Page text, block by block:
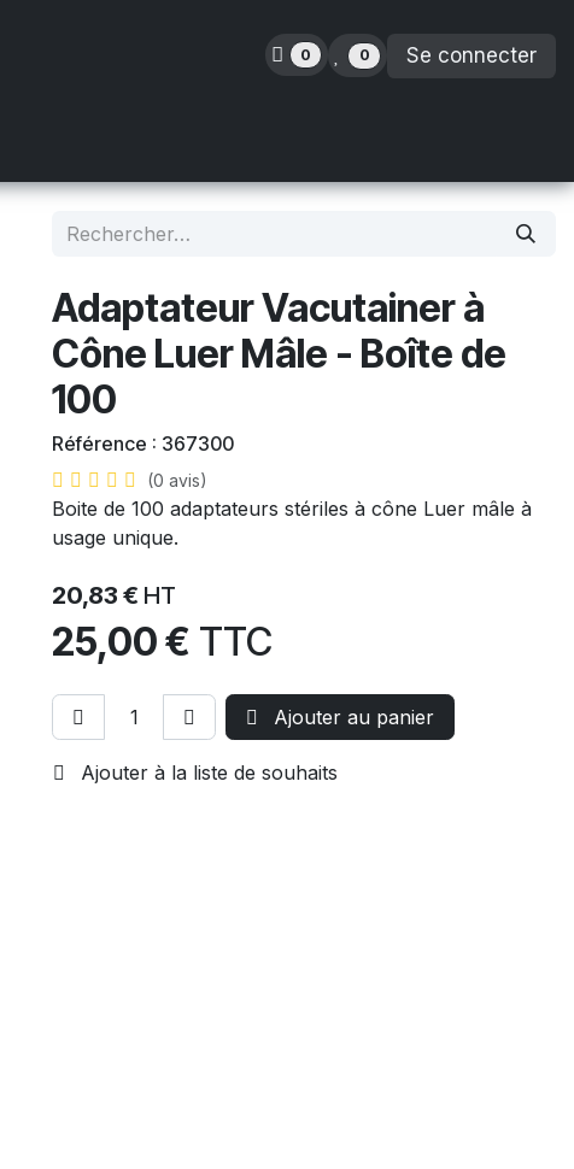
0 0 Se connecter
Adaptateur Vacutainer à
Cône Luer Mâle - Boîte de
100
Référence : 367300
(0 avis)
Boite de 100 adaptateurs stériles à cône Luer mâle à
usage unique.
20,83 € HT
25,00€ TTC
Ajouter au panier
Ajouter à la liste de souhaits